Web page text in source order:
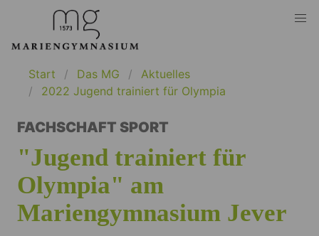
Start Das MG
Aktuelles
2022 Jugend trainiert für Olympia
FACHSCHAFT SPORT
"Jugend trainiert für
Olympia" am
Mariengymnasium Jever